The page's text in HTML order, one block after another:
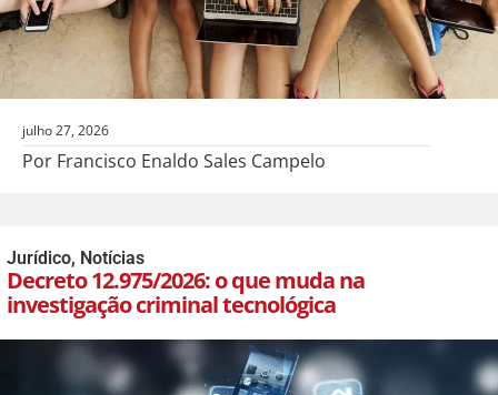
julho 27, 2026
Por Francisco Enaldo Sales Campelo
Jurídico, Notícias
Decreto 12.975/2026: o que muda na
investigação criminal tecnológica